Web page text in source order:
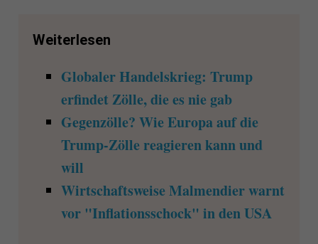
Weiterlesen
Globaler Handelskrieg: Trump
erfindet Zölle, die es nie gab
Gegenzölle? Wie Europa auf die
Trump-Zölle reagieren kann und
will
Wirtschaftsweise Malmendier warnt
vor "Inflationsschock" in den USA